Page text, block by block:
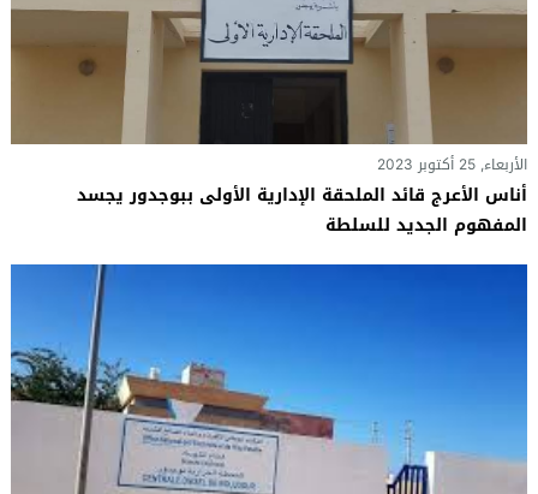
الأربعاء, 25 أكتوبر 2023
أناس الأعرج قائد الملحقة الإدارية الأولى ببوجدور يجسد
المفهوم الجديد للسلطة